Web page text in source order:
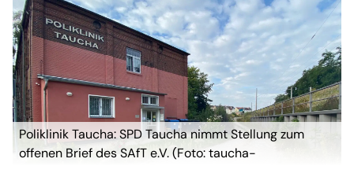
Poliklinik Taucha: SPD Taucha nimmt Stellung zum
offenen Brief des SAfT e.V. (Foto: taucha-